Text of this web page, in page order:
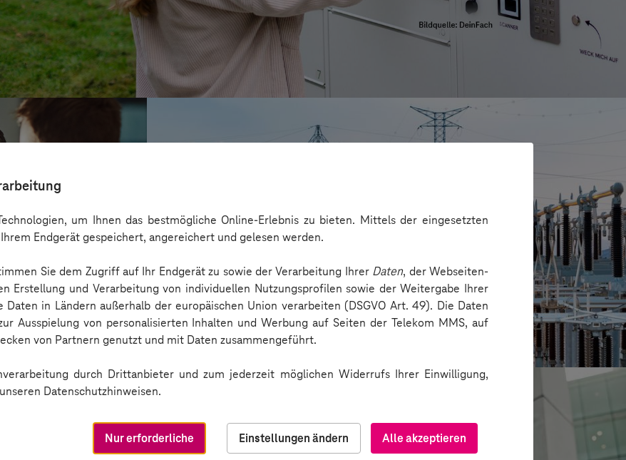
um Ihnen das bestmögliche Online-Erlebnis zu bieten. Mittels der eingesetzten
Endgerät gespeichert, angereichert und gelesen werden.
Sie dem Zugriff auf Ihr Endgerät zu sowie der Verarbeitung Ihrer Daten, der Webseiten-
Erstellung und Verarbeitung von individuellen Nutzungsprofilen sowie der Weitergabe Ihrer
in Ländern außerhalb der europäischen Union verarbeiten (DSGVO Art. 49). Die Daten
Ausspielung von personalisierten Inhalten und Werbung auf Seiten der Telekom MMS, auf
von Partnern genutzt und mit Daten zusammengeführt.
durch Drittanbieter und zum jederzeit möglichen Widerrufs Ihrer Einwilligung,
Datenschutzhinweisen.
Alle akzeptieren
Nur erforderliche
Einstellungen ändern
HIGHVOLT Prüftechnik Dresden GmbH
CRA-Security für digitale Produkte